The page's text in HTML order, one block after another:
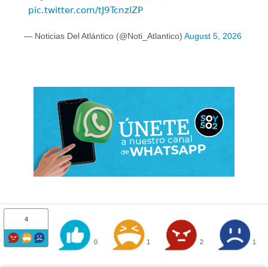
pic.twitter.com/tJ9TcnzlZP
— Noticias Del Atlántico (@Noti_Atlantico) August 5, 2026
4
0 1 2 1